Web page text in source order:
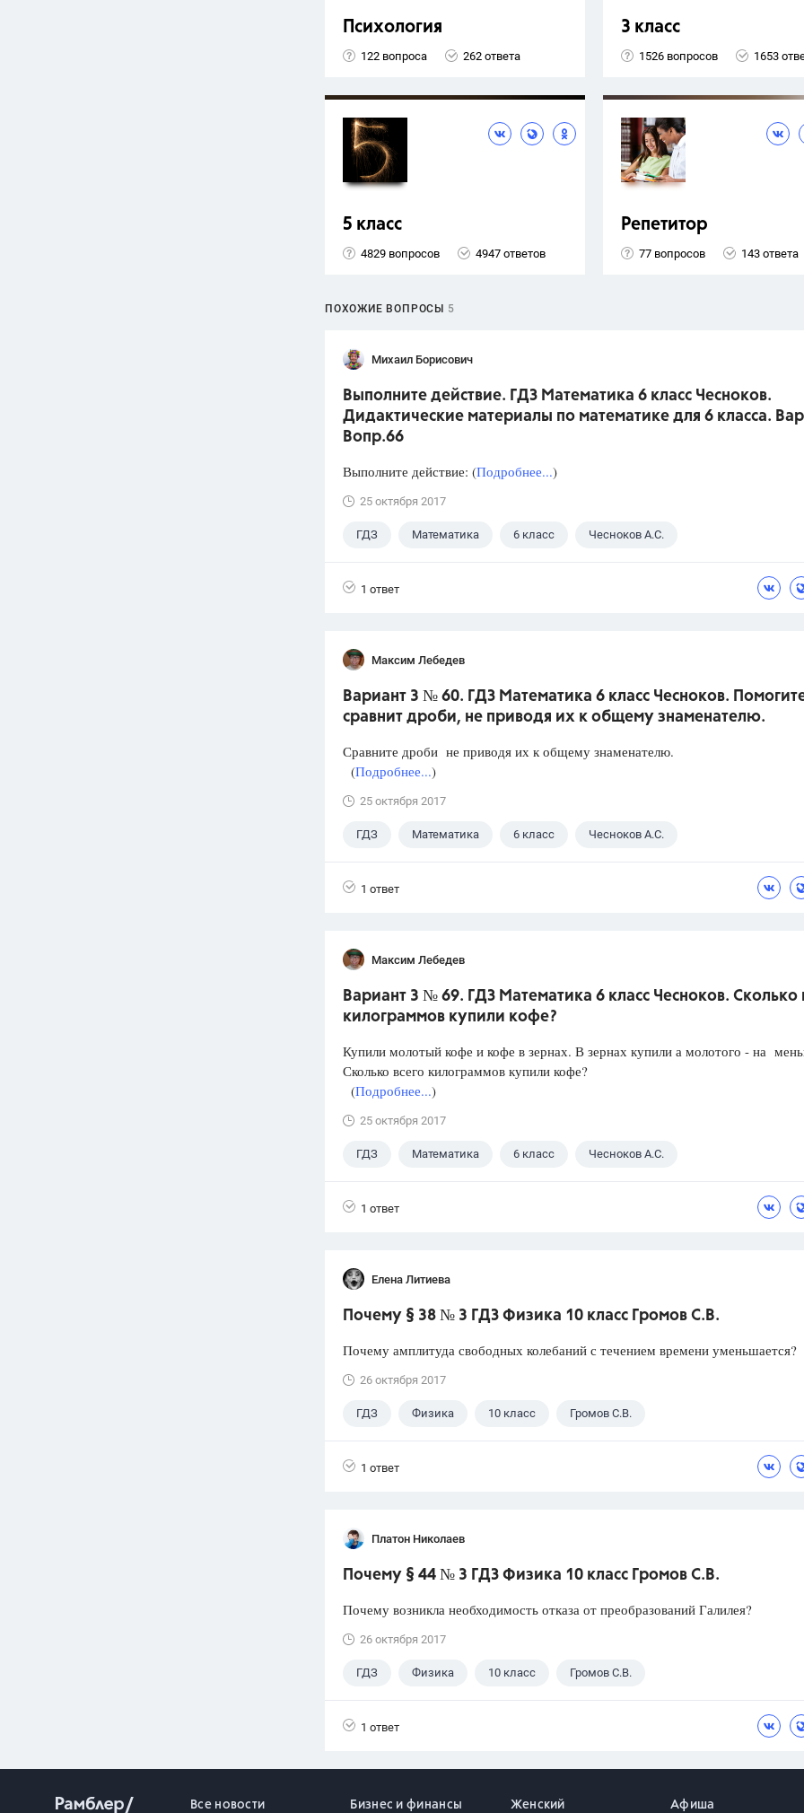
Психология
122 вопроса 262 ответа
3 класс
1526 вопросов 1653
5 класс
4829 вопросов 4947 ответов
Репетитор
77 вопросов 143 ответа
ПОХОЖИЕ ВОПРОСЫ 5
Михаил Борисович
Выполните действие. ГДЗ Математика 6 класс Чесноков.
Дидактические материалы по математике для 6 класса.
Вопр.66
Выполните действие: (Подробнее...)
25 октября 2017
ГДЗ Математика 6 класс Чесноков А.С.
1 ответ
Максим Лебедев
Вариант 3 № 60. ГДЗ Математика 6 класс Чесноков.
сравнит дроби, не приводя их к общему знаменателю.
Сравните дроби не приводя их к общему знаменателю.
(Подробнее...)
25 октября 2017
ГДЗ Математика 6 класс Чесноков А.С.
1 ответ
Максим Лебедев
Вариант 3 № 69. ГДЗ Математика 6 класс Чесноков. Сколько
килограммов купили кофе?
Купили молотый кофе и кофе в зернах. В зернах купили а молотого - на
Сколько всего килограммов купили кофе?
(Подробнее...)
25 октября 2017
ГДЗ Математика 6 класс Чесноков А.С.
1 ответ
Елена Литиева
Почему § 38 № 3 ГДЗ Физика 10 класс Громов С.В.
Почему амплитуда свободных колебаний с течением времени уменьшается?
26 октября 2017
ГДЗ Физика 10 класс Громов С.В.
1 ответ
Платон Николаев
Почему § 44 № 3 ГДЗ Физика 10 класс Громов С.В.
Почему возникла необходимость отказа от преобразований Галилея?
26 октября 2017
ГДЗ Физика 10 класс Громов С.В.
1 ответ
Все новости Бизнес и финансы Женский Афиша